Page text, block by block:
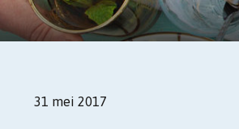
31 mei 2017